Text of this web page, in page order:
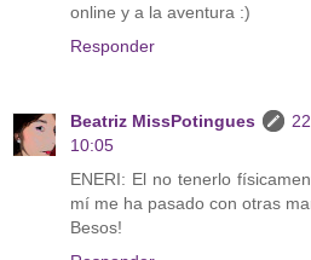
online y a la aventura :)
Responder
Beatriz MissPotingues
10:05
ENERI: El no tenerlo
mí me ha pasado con otras
Besos!